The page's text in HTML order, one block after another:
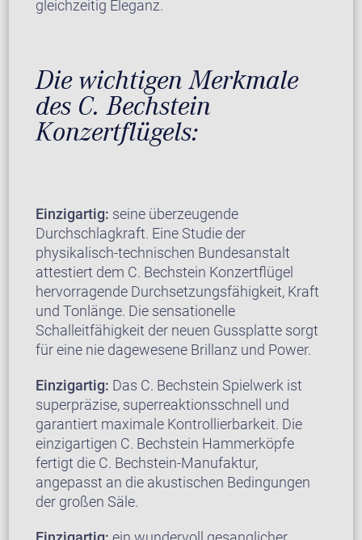
gleichzeitig Eleganz.
Die wichtigen Merkmale
des C. Bechstein
Konzertflügels:
Einzigartig: seine überzeugende
Durchschlagkraft. Eine Studie der
physikalisch-technischen Bundesanstalt
attestiert dem C. Bechstein Konzertflügel
hervorragende Durchsetzungsfähigkeit, Kraft
und Tonlänge. Die sensationelle
Schalleitfähigkeit der neuen Gussplatte sorgt
für eine nie dagewesene Brillanz und Power.
Einzigartig: Das C. Bechstein Spielwerk ist
superpräzise, superreaktionsschnell und
garantiert maximale Kontrollierbarkeit. Die
einzigartigen C. Bechstein Hammerköpfe
fertigt die C. Bechstein-Manufaktur,
angepasst an die akustischen Bedingungen
der großen Säle.